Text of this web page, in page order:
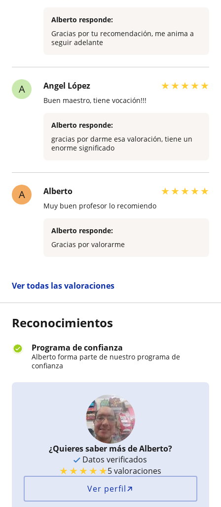
un profesional totalmente recomendable para
Alberto responde:
Gracias por tu recomendación, me anima a
seguir adelante
A Angel López ★★★★★
Buen maestro, tiene vocación!!!
Alberto responde:
gracias por darme esa valoración, tiene un
enorme significado
A Alberto ★★★★★
Muy buen profesor lo recomiendo
Alberto responde:
Gracias por valorarme
Ver todas las valoraciones
Reconocimientos
Programa de confianza
Alberto forma parte de nuestro programa de
confianza
¿Quieres saber más de Alberto?
Datos verificados
★★★★★5 valoraciones
Ver perfil